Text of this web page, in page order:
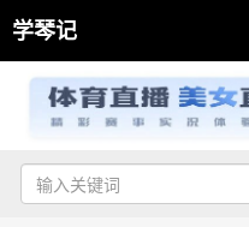
学琴记